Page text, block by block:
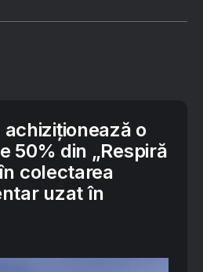
o
50% din „Respiră
colectarea
uzat în